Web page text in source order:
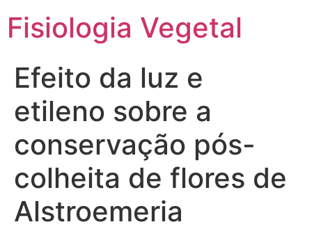
Fisiologia Vegetal
Efeito da luz e
etileno sobre a
conservação pós-
colheita de flores de
Alstroemeria